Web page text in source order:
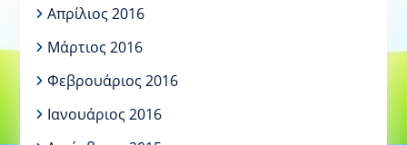
Απρίλιος 2016
Μάρτιος 2016
Φεβρουάριος 2016
Ιανουάριος 2016